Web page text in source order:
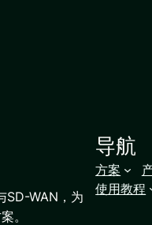
SD-WAN，为
。
导航
方案
使用教程